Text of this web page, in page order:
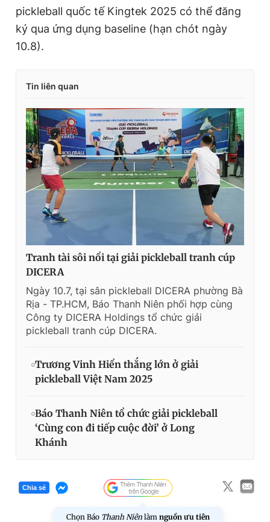
pickleball quốc tế Kingtek 2025 có thể đăng
ký qua ứng dụng baseline (hạn chót ngày
10.8).
Tin liên quan
Tranh tài sôi nổi tại giải pickleball tranh cúp
DICERA
Ngày 10.7, tại sân pickleball DICERA phường Bà
Rịa - TP.HCM, Báo Thanh Niên phối hợp cùng
Công ty DICERA Holdings tổ chức giải
pickleball tranh cúp DICERA.
Trương Vinh Hiển thắng lớn ở giải
pickleball Việt Nam 2025
Báo Thanh Niên tổ chức giải pickleball
‘Cùng con đi tiếp cuộc đời’ ở Long
Khánh
Chia sẻ
Chọn Báo Thanh Niên làm nguồn ưu tiên